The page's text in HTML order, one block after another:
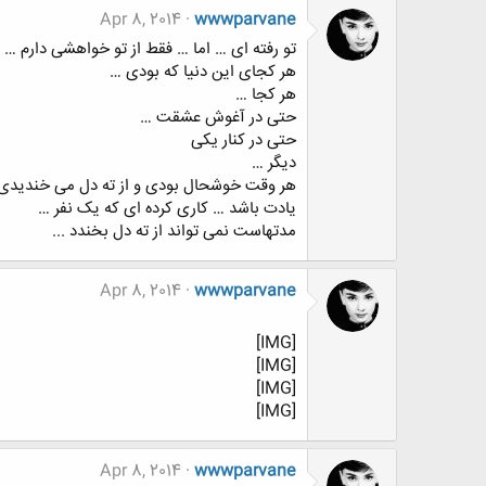
wwwparvane
Apr 8, 2014
ﺗﻮ ﺭﻓﺘﻪ ﺍﯼ … ﺍﻣﺎ … ﻓﻘﻂ ﺍﺯ ﺗﻮ ﺧﻮﺍﻫﺸﯽ ﺩﺍﺭﻡ …
ﻫﺮ ﮐﺠﺎﯼ ﺍﯾﻦ ﺩﻧﯿﺎ ﮐﻪ ﺑﻮﺩﯼ …
ﻫﺮ ﮐﺠﺎ …
ﺣﺘﯽ ﺩﺭ ﺁﻏﻮﺵ ﻋﺸﻘﺖ …
ﺣﺘﯽ ﺩﺭ ﮐﻨﺎﺭ يكى
ﺩﯾﮕﺮ …
ﻫﺮ ﻭﻗﺖ ﺧﻮﺷﺤﺎﻝ ﺑﻮﺩﯼ ﻭ ﺍﺯ ﺗﻪ ﺩﻝ ﻣﯽ
ﯾﺎﺩﺕ ﺑﺎﺷﺪ … ﮐﺎﺭﯼ ﮐﺮﺩﻩ ﺍﯼ ﮐﻪ ﯾﮏ ﻧﻔﺮ …
ﻣﺪﺗﻬﺎﺳﺖ ﻧﻤﯽ ﺗﻮﺍﻧﺪ ﺍﺯ ﺗﻪ ﺩﻝ ﺑﺨﻨﺪﺩ ...
wwwparvane
Apr 8, 2014
[IMG]
[IMG]
[IMG]
[IMG]
wwwparvane
Apr 8, 2014